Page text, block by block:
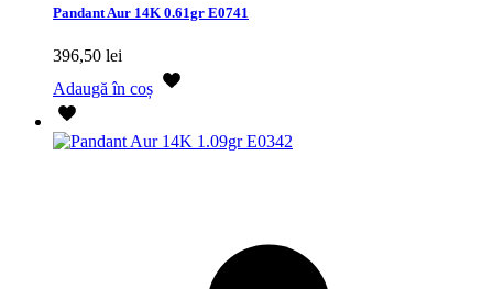
Pandant Aur 14K 0.61gr E0741
396,50 lei
Adaugă în coș